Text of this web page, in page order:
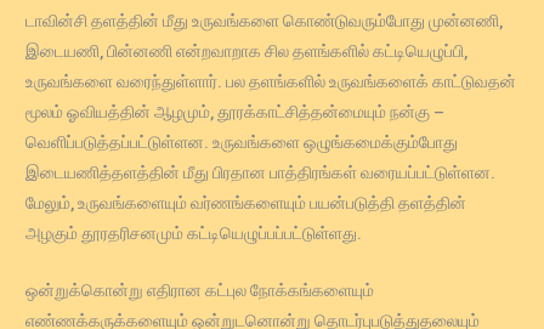
டாவின்சி தளத்தின் மீது உருவங்களை கொண்டுவரும்போது முன்னணி,
இடையணி, பின்னணி என்றவாறாக சில தளங்களில் கட்டியெழுப்பி,
உருவங்களை வரைந்துள்ளார். பல தளங்களில் உருவங்களைக் காட்டுவதன்
மூலம் ஓவியத்தின் ஆழமும், தூரக்காட்சித்தன்மையும் நன்கு –
வெளிப்படுத்தப்பட்டுள்ளன. உருவங்களை ஒழுங்கமைக்கும்போது
இடையணித்தளத்தின் மீது பிரதான பாத்திரங்கள் வரையப்பட்டுள்ளன.
மேலும், உருவங்களையும் வர்ணங்களையும் பயன்படுத்தி தளத்தின்
அழகும் தூரதரிசனமும் கட்டியெழுப்பப்பட்டுள்ளது.
ஒன்றுக்கொன்று எதிரான கட்புல நோக்கங்களையும்
எண்ணக்கருக்களையும் ஒன்றுடனொன்று தொடர்புபடுத்துதலையும்